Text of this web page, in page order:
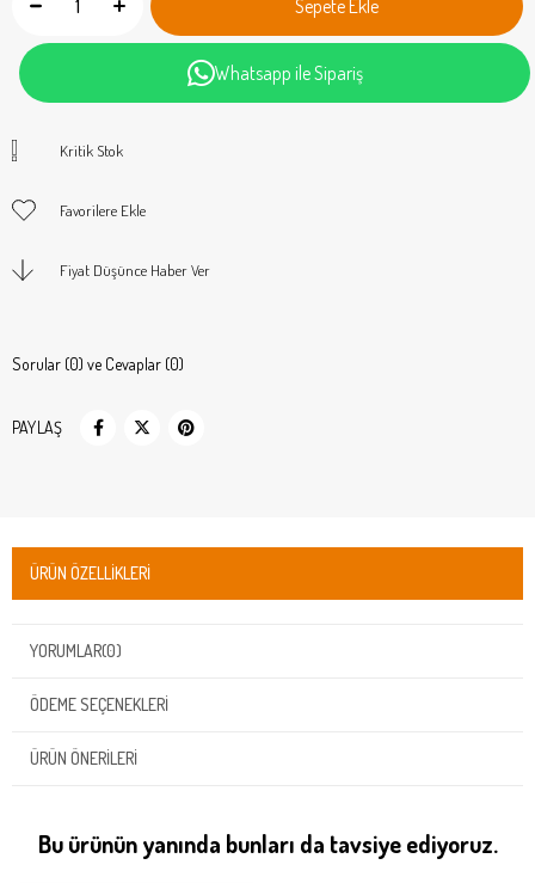
Whatsapp ile Sipariş
Kritik Stok
Favorilere Ekle
Fiyat Düşünce Haber Ver
Sorular (0) ve Cevaplar (0)
PAYLAŞ
ÜRÜN ÖZELLIKLERI
YORUMLAR(0)
ÖDEME SEÇENEKLERI
ÜRÜN ÖNERILERI
Bu ürünün yanında bunları da tavsiye ediyoruz.